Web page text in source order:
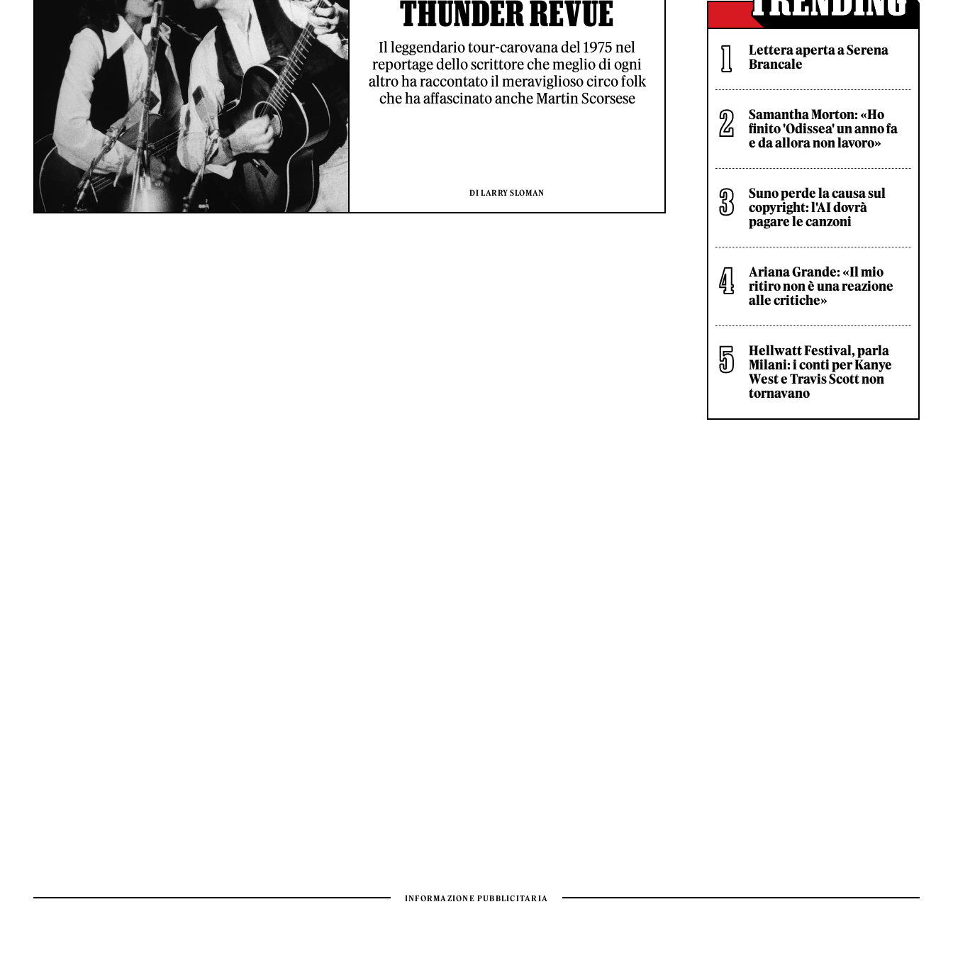
THUNDER REVUE
Il leggendario tour-carovana del 1975 nel
reportage dello scrittore che meglio di ogni
altro ha raccontato il meraviglioso circo folk
che ha affascinato anche Martin Scorsese
DI LARRY SLOMAN
Lettera aperta a Serena
Brancale
Samantha Morton: «Ho
finito 'Odissea' un anno fa
e da allora non lavoro»
Suno perde la causa sul
copyright: l'AI dovrà
pagare le canzoni
Ariana Grande: «Il mio
ritiro non è una reazione
alle critiche»
Hellwatt Festival, parla
Milani: i conti per Kanye
West e Travis Scott non
tornavano